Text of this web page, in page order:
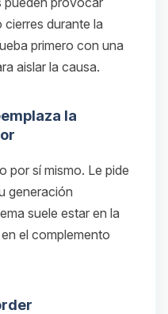
durante la
primero con una
aislar la causa.
la
por sí mismo. Le pide
generación
suele estar en la
el complemento